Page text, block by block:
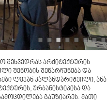
შეხვედრას არქიტექტურის
შენობის შენარჩუნება და
ლევან კალანდარიშვილი, ანა
ურბანისტიკისა და
გაუზიარეს. მათი